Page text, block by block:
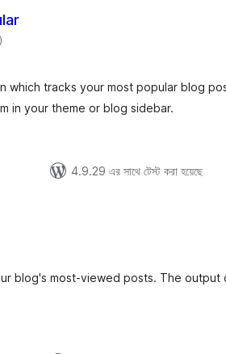
total
ratings
)
which tracks your most popular blog
in your theme or blog sidebar.
4.9.29 এর সাথে টেস্ট করা হয়েছে
blog's most-viewed posts. The output